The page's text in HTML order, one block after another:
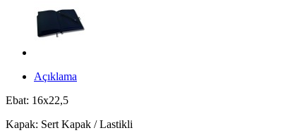
Açıklama
Ebat: 16x22,5
Kapak: Sert Kapak / Lastikli